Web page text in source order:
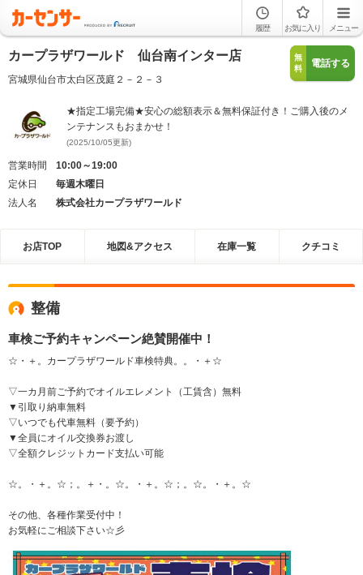
履歴 お気に入り メニュー
カープラザワールド 仙台南インター店
宮城県仙台市太白区茂庭２－２－３
無
料
電話する
★指定工場完備★安心の総額表示＆無料保証付き！ご購入後のメ
ンテナンスもおまかせ！
(2025/10/05更新)
営業時間
10:00～19:00
定休日
毎週木曜日
法人名
株式会社カープラザワールド
お店TOP 地図&アクセス 在庫一覧 クチコミ
整備
車検ご予約キャンペーン絶賛開催中！
☆・＋。カープラザワールド車検特典。。・＋☆
▽一カ月前ご予約でオイルエレメント（工賃含）無料
▼引取り納車無料
▽いつでも代車無料（要予約）
▼全員にオイル交換券お渡し
▽全額クレジットカード支払い可能
☆。・＋。☆；。＋・。☆。・＋。☆；。☆。・＋。☆
その他、各種作業受付中！
お気軽にご相談下さい☆彡